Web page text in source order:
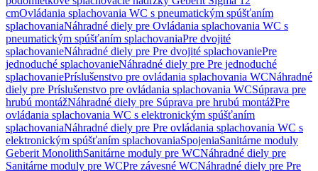
cmOvládania splachovania WC s pneumatickým spúšťaním
splachovaniaNáhradné diely pre Ovládania splachovania WC s
pneumatickým spúšťaním splachovaniaPre dvojité
splachovanieNáhradné diely pre Pre dvojité splachovaniePre
jednoduché splachovanieNáhradné diely pre Pre jednoduché
splachovaniePríslušenstvo pre ovládania splachovania WCNáhradné
diely pre Príslušenstvo pre ovládania splachovania WCSúprava pre
hrubú montážNáhradné diely pre Súprava pre hrubú montážPre
ovládania splachovania WC s elektronickým spúšťaním
splachovaniaNáhradné diely pre Pre ovládania splachovania WC s
elektronickým spúšťaním splachovaniaSpojeniaSanitárne moduly
Geberit MonolithSanitárne moduly pre WCNáhradné diely pre
Sanitárne moduly pre WCPre závesné WCNáhradné diely pre Pre